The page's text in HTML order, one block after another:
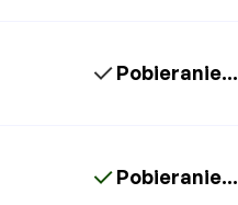
Pobieranie...
Pobieranie...